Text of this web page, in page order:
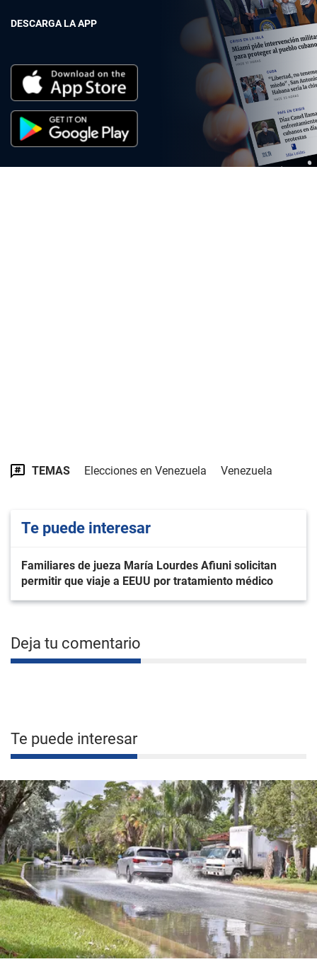
DESCARGA LA APP
TEMAS Elecciones en Venezuela Venezuela
Te puede interesar
Familiares de jueza María Lourdes Afiuni solicitan
permitir que viaje a EEUU por tratamiento médico
Deja tu comentario
Te puede interesar